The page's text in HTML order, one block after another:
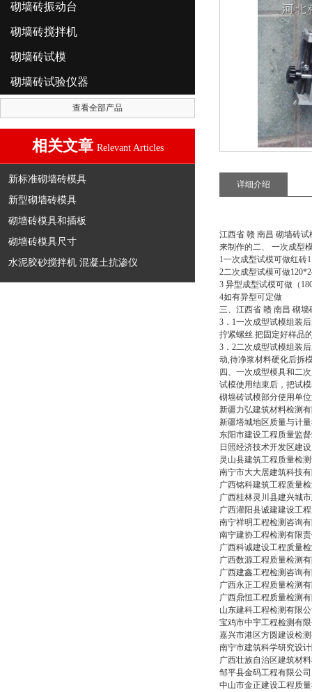
详细介绍
江西省 赣 南昌 砌墙砖
来制作的二、 一次成型
1一次成型试模可做红砖
2二次成型试模可做
3 异型成型试模可做（
4如有异型可定做
三、 江西省 赣 南昌 砌
3．1一次成型试模组装
拧紧螺丝.把固定好样品
3．2二次成型试模组装
动,待净浆材料硬化后拆
四、一次成型模具和二
试模使用结束后，把试
砌墙砖试模部分使用单
新疆力弘建筑材料检测
新疆塔城地区质量与计
东阳市建设工程质量监
日照经济技术开发区建
灵山县建筑工程质量检
南宁市大大居建筑科技
广西铭科建筑工程质量
广西桂林灵川县建兴城
广西灌阳县诚建建设工
南宁祥明工程检测咨询
南宁建协工程检测有限
广西科诚建设工程质量
广西数源工程质量检测
广西建鑫工程检测咨询
广西永正工程质量检测
广西鼎恒工程质量检测
山东建科工程检测有限
宝鸡市中宇工程检测有
嘉兴市港区方圆建设检
南宁市建筑科学研究设
广西壮族自治区建筑材
邹平县金码工程有限公司
中山市金正建设工程质
砌墙砖振动台
砌墙砖搅拌机
砌墙砖试模
砌墙砖试验仪器
查看全部产品
相关文章 Relevant Articles
新标准砌墙砖模具
新型砌墙砖模具
砌墙砖模具和插板
砌墙砖模具尺寸
水泥胶砂搅拌机 混凝土抗渗仪